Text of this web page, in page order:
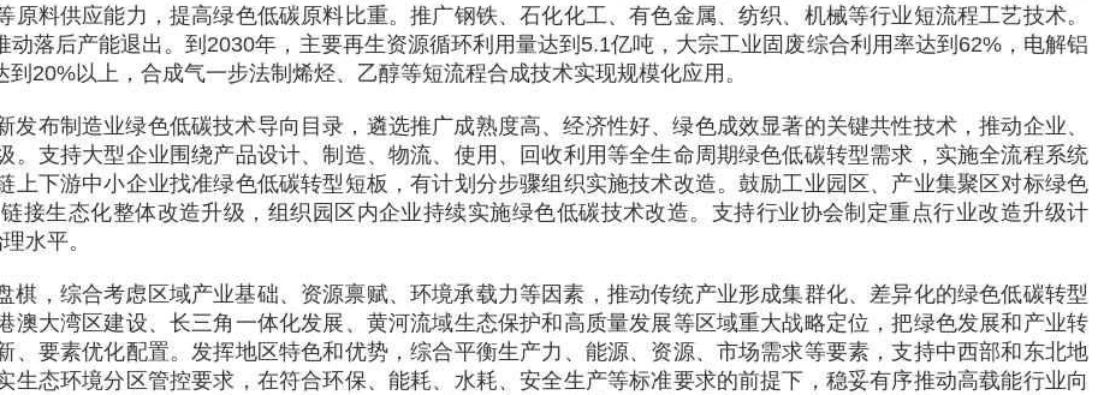
料供应能力，提高绿色低碳原料比重。推广钢铁、石化化工、有色金属、纺织、机械等行业短流程工艺技术。
落后产能退出。到2030年，主要再生资源循环利用量达到5.1亿吨，大宗工业固废综合利用率达到62%，电解铝
20%以上，合成气一步法制烯烃、乙醇等短流程合成技术实现规模化应用。
发布制造业绿色低碳技术导向目录，遴选推广成熟度高、经济性好、绿色成效显著的关键共性技术，推动企业、
。支持大型企业围绕产品设计、制造、物流、使用、回收利用等全生命周期绿色低碳转型需求，实施全流程系统
下游中小企业找准绿色低碳转型短板，有计划分步骤组织实施技术改造。鼓励工业园区、产业集聚区对标绿色
接生态化整体改造升级，组织园区内企业持续实施绿色低碳技术改造。支持行业协会制定重点行业改造升级计
水平。
棋，综合考虑区域产业基础、资源禀赋、环境承载力等因素，推动传统产业形成集群化、差异化的绿色低碳转型
澳大湾区建设、长三角一体化发展、黄河流域生态保护和高质量发展等区域重大战略定位，把绿色发展和产业转
要素优化配置。发挥地区特色和优势，综合平衡生产力、能源、资源、市场需求等要素，支持中西部和东北地
生态环境分区管控要求，在符合环保、能耗、水耗、安全生产等标准要求的前提下，稳妥有序推动高载能行业向